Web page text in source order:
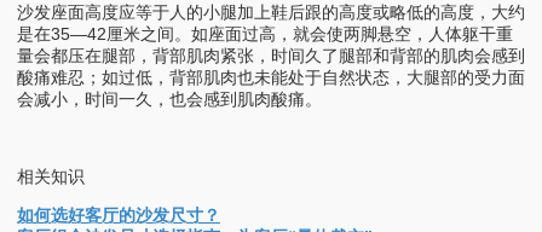
沙发座面高度应等于人的小腿加上鞋后跟的高度或略低的高度，大约
是在35—42厘米之间。如座面过高，就会使两脚悬空，人体躯干重
量会都压在腿部，背部肌肉紧张，时间久了腿部和背部的肌肉会感到
酸痛难忍；如过低，背部肌肉也未能处于自然状态，大腿部的受力面
会减小，时间一久，也会感到肌肉酸痛。
相关知识
如何选好客厅的沙发尺寸？